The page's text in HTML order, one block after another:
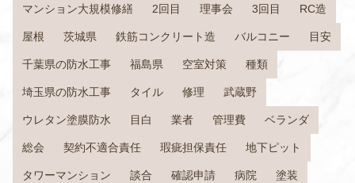
マンション大規模修繕 2回目 理事会 3回目 RC造
屋根 茨城県 鉄筋コンクリート造 バルコニー 目安
千葉県の防水工事 福島県 空室対策 種類
埼玉県の防水工事 タイル 修理 武蔵野
ウレタン塗膜防水 目白 業者 管理費 ベランダ
総会 契約不適合責任 瑕疵担保責任 地下ピット
タワーマンション 談合 確認申請 病院 塗装